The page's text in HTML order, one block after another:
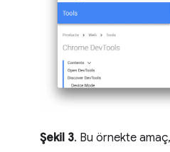
Şekil 3. Bu örnekte amaç,